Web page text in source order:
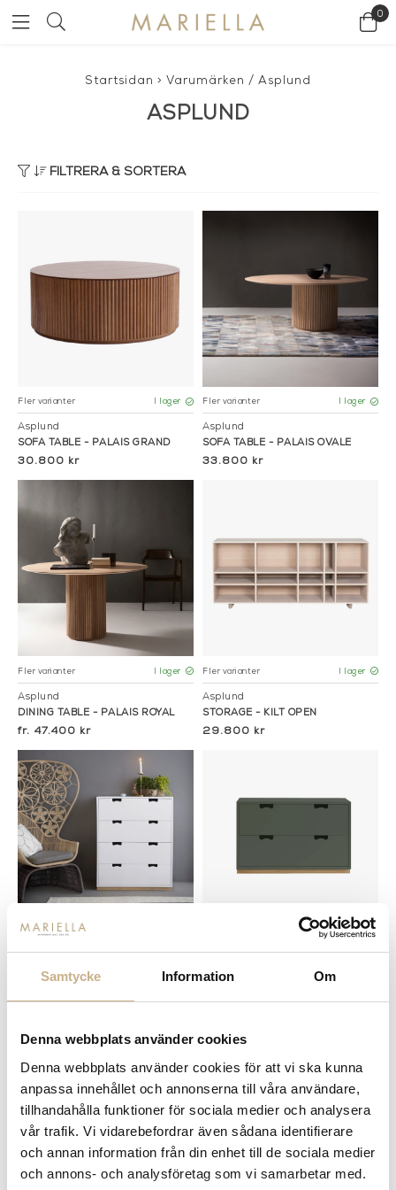
Samtycke Information Om
Denna webbplats använder cookies
Denna webbplats använder cookies för att vi ska kunna
anpassa innehållet och annonserna till våra användare,
tillhandahålla funktioner för sociala medier och analysera
vår trafik. Vi vidarebefordrar även sådana identifierare
och annan information från din enhet till de sociala medier
och annons- och analysföretag som vi samarbetar med.
0
Startsidan > Varumärken / Asplund
ASPLUND
FILTRERA & SORTERA
Fler varianter I lager
Asplund
SOFA TABLE - PALAIS GRAND
30.800 kr
Fler varianter I lager
Asplund
SOFA TABLE - PALAIS OVALE
33.800 kr
Fler varianter I lager
Asplund
DINING TABLE - PALAIS ROYAL
47.400 kr
Fler varianter I lager
Asplund
STORAGE - KILT OPEN
29.800 kr
BYRÅ - SNÖ A
22.600 kr
BYRÅ - SNÖ A2
16.800 kr